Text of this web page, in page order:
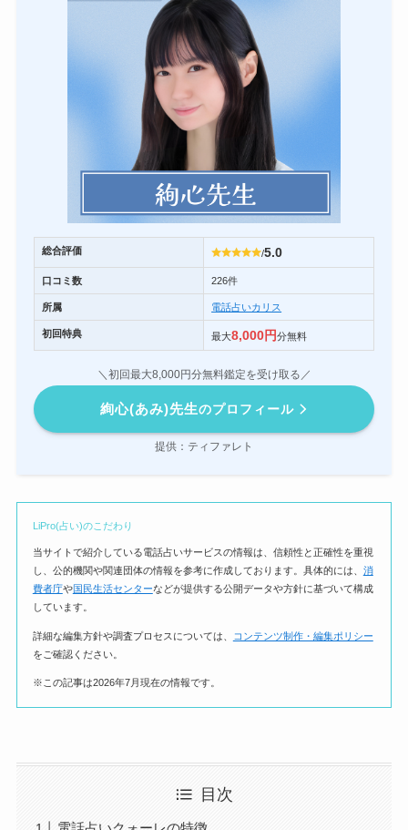
総合評価 /5.0
口コミ数 226件
所属 電話占いカリス
初回特典 最大8,000円分無料
＼初回最大8,000円分無料鑑定を受け取る／
絢心(あみ)先生のプロフィール
提供：ティファレト
LiPro(占い)のこだわり
当サイトで紹介している電話占いサービスの情報は、信頼性と正確性を重視
し、公的機関や関連団体の情報を参考に作成しております。具体的には、 消
費者庁や国民生活センターなどが提供する公開データや方針に基づいて構成
しています。
詳細な編集方針や調査プロセスについては、
コンテンツ制作・編集ポリシー
をご確認ください。
※この記事は2026年7月現在の情報です。
目次